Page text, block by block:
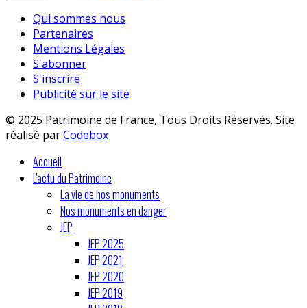
Qui sommes nous
Partenaires
Mentions Légales
S'abonner
S'inscrire
Publicité sur le site
© 2025 Patrimoine de France, Tous Droits Réservés. Site
réalisé parCodebox
Accueil
L'actu du Patrimoine
La vie de nos monuments
Nos monuments en danger
JEP
JEP 2025
JEP 2021
JEP 2020
JEP 2019